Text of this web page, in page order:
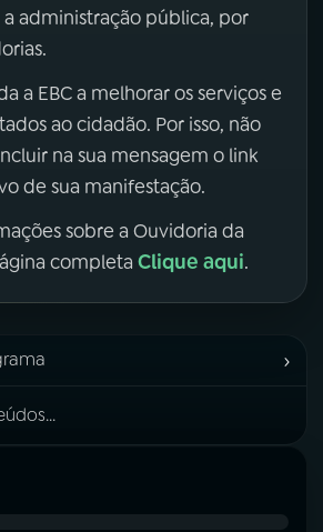
administração pública, por
a EBC a melhorar os serviços e
ao cidadão. Por isso, não
na sua mensagem o link
de sua manifestação.
sobre a Ouvidoria da
completa Clique aqui.
›